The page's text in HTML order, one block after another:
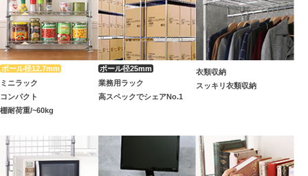
ミニラック
コンパクト
棚耐荷重/~60kg
業務用ラック
高スペックでシェアNo.1
衣類収納
スッキリ衣類収納